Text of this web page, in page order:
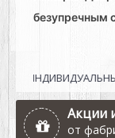
безупречным
Акции
от